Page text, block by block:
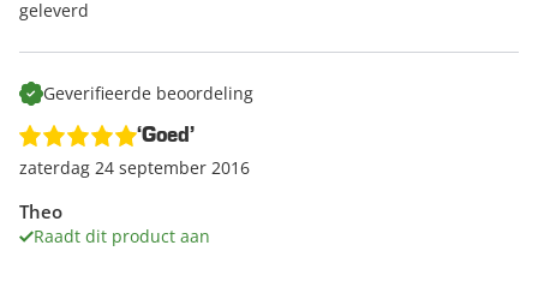
geleverd
Geverifieerde beoordeling
Theo
Raadt dit product aan
‘Goed’
zaterdag 24 september 2016